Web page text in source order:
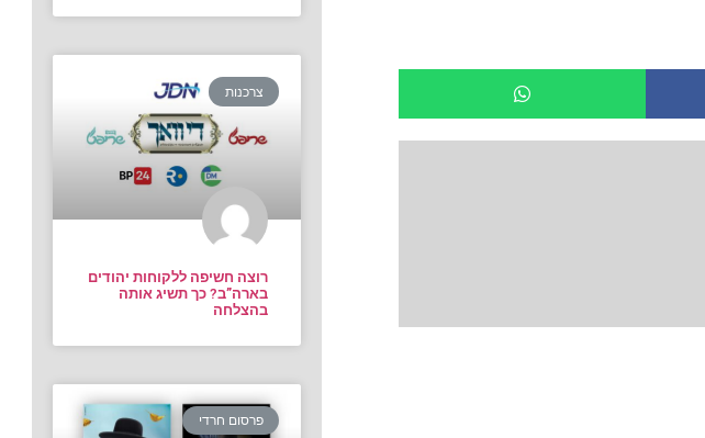
צרכנות
רוצה חשיפה ללקוחות יהודים
בארה”ב? כך תשיג אותה
בהצלחה
פרסום חרדי